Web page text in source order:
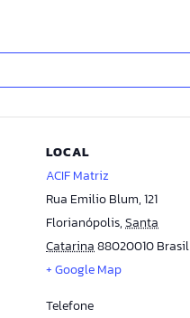
LOCAL
ACIF Matriz
Rua Emilio Blum, 121
Florianópolis,Santa
Catarina88020010Brasil
+ Google Map
Telefone